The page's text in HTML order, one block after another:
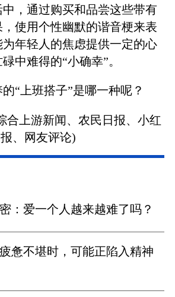
，通过购买和品尝这些带有
使用个性幽默的谐音梗来表
年轻人的焦虑提供一定的心
中难得的“小确幸”。
“上班搭子”是哪一种呢？
合上游新闻、农民日报、小红
、网友评论)
：爱一个人越来越难了吗？
惫不堪时，可能正陷入精神